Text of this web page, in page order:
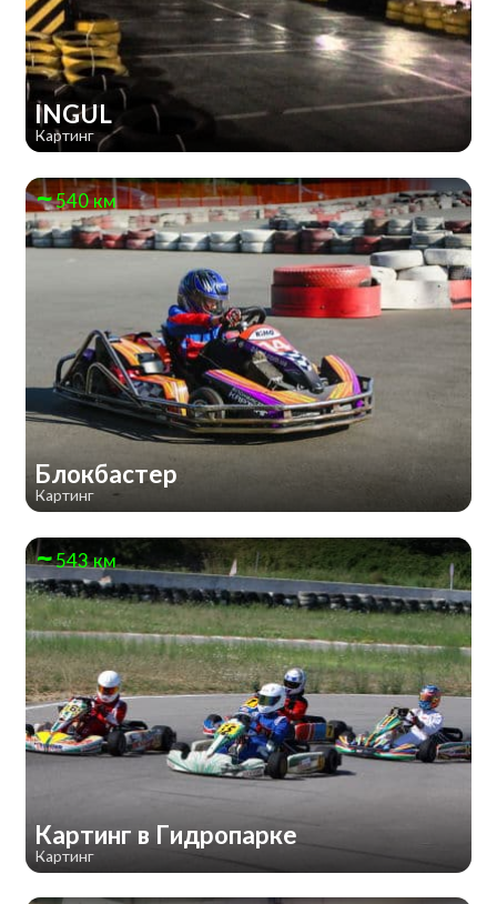
INGUL
Картинг
540 км
Блокбастер
Картинг
543 км
Картинг в Гидропарке
Картинг